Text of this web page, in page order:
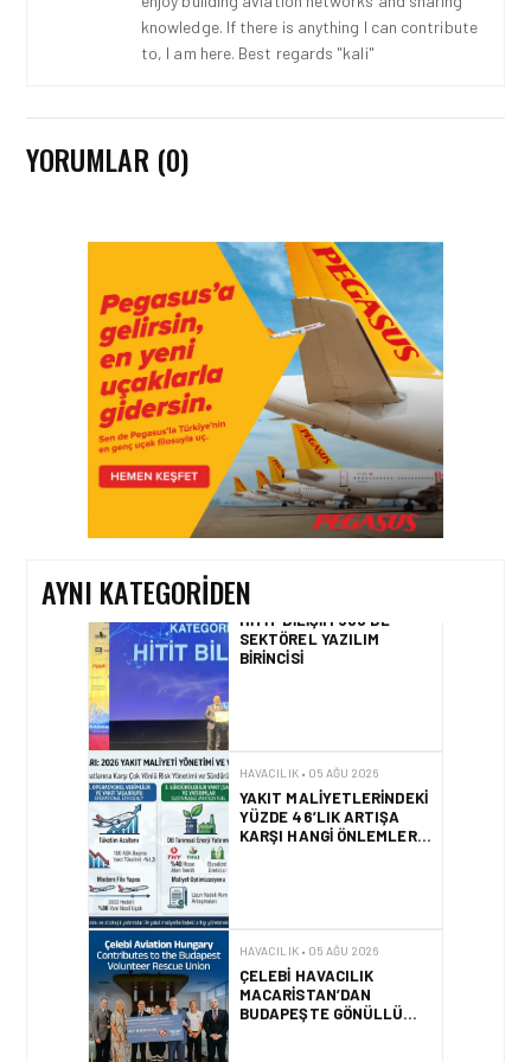
knowledge. If there is anything I can contribute
to, I am here. Best regards "kali"
YORUMLAR (0)
AYNI KATEGORIDEN
HAVACILIK • 08 AĞU 2026
TÜRK HAVA YOLLARI’NIN
STRATEJIK DÖNÜŞÜM
HIKAYESI: YIRMIBIRINCI
YÜZYIL GÖKTÜRKLERI
HAVACILIK • 06 AĞU 2026
HITIT BILIŞIM 500’DE
SEKTÖREL YAZILIM
BIRINCISI
HAVACILIK • 05 AĞU 2026
YAKIT MALIYETLERINDEKI
YÜZDE 46’LIK ARTIŞA
HAVACILIK • 05 AĞU 2026
ÇELEBI HAVACILIK
MACARISTAN’DAN
HAVACILIK • 05 AĞU 2026
AIRBUS A320NEO
UÇAKLARINDA YOLCU